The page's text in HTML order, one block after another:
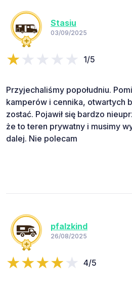
Stasiu
03/09/2025
1/5
Przyjechaliśmy popołudniu.
kamperów i cennika, otwartych
zostać. Pojawił się bardzo
że to teren prywatny i musimy
dalej. Nie polecam
pfalzkind
26/08/2025
4/5